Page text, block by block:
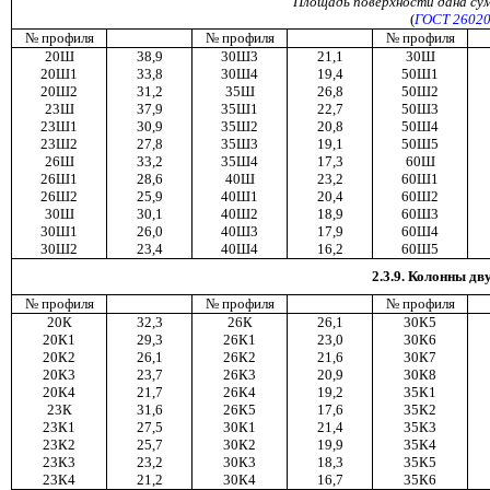
(ГОСТ
№ профиля
№ профиля
№ профиля
20Ш
38,9 30Ш3 21,1
30Ш
20Ш1
33,8 30Ш4 19,4
50Ш1
20Ш2
31,2 35Ш 26,8
50Ш2
23Ш
37,9 35Ш1 22,7
50Ш3
23Ш1
30,9 35Ш2 20,8
50Ш4
23Ш2
27,8 35Ш3 19,1
50Ш5
26Ш
33,2 35Ш4 17,3
60Ш
26Ш1
28,6 40Ш 23,2
60Ш1
26Ш2
25,9 40Ш1 20,4
60Ш2
30Ш
30,1 40Ш2 18,9
60Ш3
30Ш1
26,0 40Ш3 17,9
60Ш4
30Ш2
23,4 40Ш4 16,2
60Ш5
2.3.9. Колонны
№ профиля
№ профиля
№ профиля
20К
32,3 26К 26,1
30К5
20К1
29,3 26К1 23,0
30К6
20К2
26,1 26К2 21,6
30К7
20К3
23,7 26К3 20,9
30К8
20К4
21,7 26К4 19,2
35К1
23К
31,6 26К5 17,6
35К2
23К1
27,5 30К1 21,4
35К3
23К2
25,7 30К2 19,9
35К4
23К3
23,2 30К3 18,3
35К5
23К4
21,2 30К4 16,7 35К6